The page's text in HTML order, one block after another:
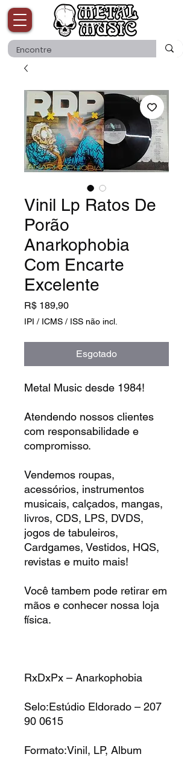
Vinil Lp Ratos De
Porão
Anarkophobia
Com Encarte
Excelente
R$ 189,90Preço
IPI / ICMS / ISS não incl.
Esgotado
Metal Music desde 1984!
Atendendo nossos clientes
com responsabilidade e
compromisso.
Vendemos roupas,
acessórios, instrumentos
musicais, calçados, mangas,
livros, CDS, LPS, DVDS,
jogos de tabuleiros,
Cardgames, Vestidos, HQS,
revistas e muito mais!
Você tambem pode retirar em
mãos e conhecer nossa loja
física.
RxDxPx – Anarkophobia
Selo:Estúdio Eldorado – 207
90 0615
Formato:Vinil, LP, Album